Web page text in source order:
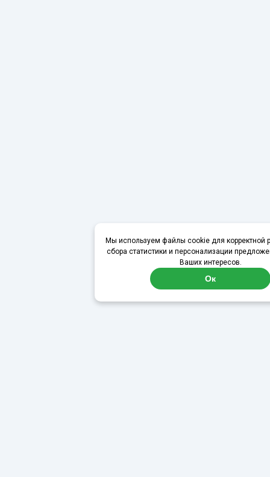
Мы используем файлы cookie для корректной
сбора статистики и персонализации
Ваших интересов.
Ок